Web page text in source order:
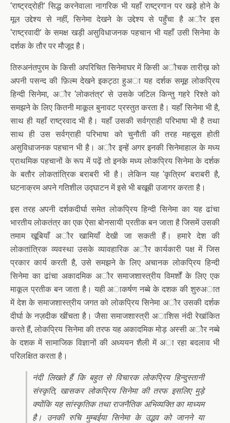
‘राष्ट्रद्रोही’ सिद्ध करनेवाला नागरिक भी यहाँ राष्ट्रगान पर खड़े होने के
मूल उद्देश्य से नहीं, सिनेमा देखने के उद्देश्य से पहुँचा है अौर इस
‘राष्ट्रवादी’ के समक्ष खड़ी असुविधाजनक पहचान भी यहाँ उसी सिनेमा के
दर्शक के तौर पर मौजूद है।
तिरुअनंतपुरम के किसी अपरिचित सिनेमाघर में किसी अौचक तारीख़ को
अपनी पसन्द की फ़िल्म देखने इकट्ठा हुअा यह दर्शक समूह लोकप्रिय
हिन्दी सिनेमा, अौर ‘लोकतंत्र’ से उसके जटिल किन्तु गहरे रिश्ते को
समझने के लिए कितनी माकूल बुनावट प्रस्तुत करता है। यहाँ सिनेमा भी है,
साथ ही यहाँ राष्ट्रवाद भी है। यहाँ उसकी सर्वग्राही परिभाषा भी है तथा
साथ ही उस सर्वग्राही परिभाषा को चुनौती की तरह महसूस होती
असुविधाजनक पहचान भी है। अौर इन्हें अगर इनकी सिनेमाहाल के मध्य
प्राथमिक पहचानों के रूप में पढ़ें तो इनके मध्य लोकप्रिय सिनेमा के दर्शक
के बतौर लोकतांत्रिक बराबरी भी है। लेकिन यह ‘कृत्रिम’ बराबरी है,
घटनाक्रम अपने गतिशील उद्घाटन में इसे भी बखूबी उजागर करता है।
इस तरह अपनी दर्शकदीर्घा समेत लोकप्रिय हिन्दी सिनेमा का यह ढांचा
भारतीय लोकतंत्र का एक ऐसा बोनसायी प्रतीक बन जाता है जिसमें उसकी
तमाम खूबियाँ अौर खामियाँ देखी जा सकती हैं। हमारे देश की
लोकतांत्रिक व्यवस्था उसके व्यावहारिक अौर कार्यकारी पक्ष में जिस
प्रकार कार्य करती है, उसे समझने के लिए अचानक लोकप्रिय हिन्दी
सिनेमा का ढांचा अकादमिक अौर समाजशास्त्रीय विमर्शों के लिए एक
माकूल प्रतीक बन जाता है। यही अाकर्षण नब्बे के दशक की शुरुअात
में देश के समाजशास्त्रीय जगत को लोकप्रिय सिनेमा अौर उसकी दर्शक
दीर्घा के नज़दीक खींचता है। जैसा समाजशास्त्री अाशिस नंदी रेखांकित
करते हैं, लोकप्रिय सिनेमा की तरफ यह अकादमिक मोड़ अस्सी अौर नब्बे
के दशक में सामाजिक विज्ञानों की अध्ययन शैली में अा रहा बदलाव भी
परिलक्षित करता है।
नंदी लिखते हैं कि बहुत से विचारक लोकप्रिय हिन्दुस्तानी
संस्कृति, खासकर लोकप्रिय सिनेमा की तरफ इसलिए मुड़े
क्योंकि यह सांस्कृतिक तथा राजनैतिक अभिव्यक्ति का माध्यम
है। उनकी रुचि मुम्बईया सिनेमा के उद्भव को जानने या